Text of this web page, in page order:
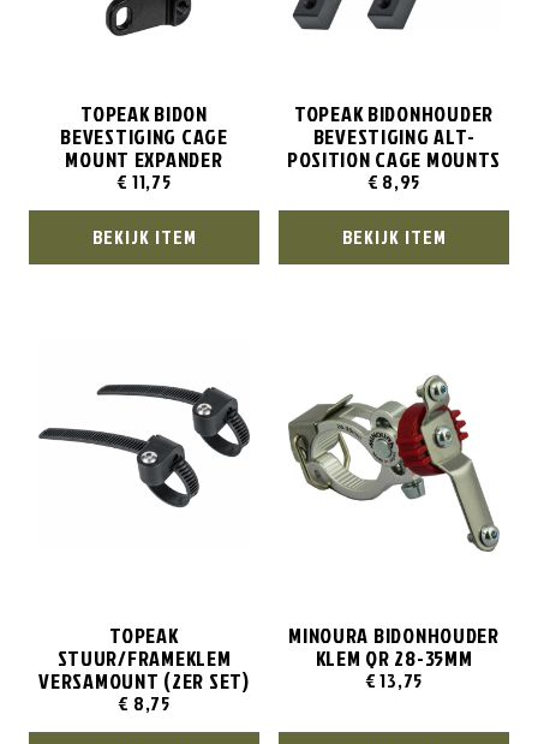
TOPEAK BIDON
BEVESTIGING CAGE
MOUNT EXPANDER
€ 11,75
BEKIJK ITEM
TOPEAK BIDONHOUDER
BEVESTIGING ALT-
POSITION CAGE MOUNTS
€ 8,95
BEKIJK ITEM
TOPEAK
STUUR/FRAMEKLEM
VERSAMOUNT (2ER SET)
€ 8,75
MINOURA BIDONHOUDER
KLEM QR 28-35MM
€13,75